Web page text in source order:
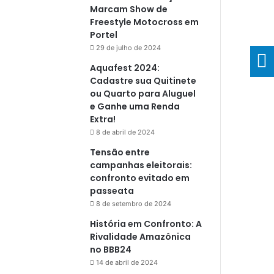
Marcam Show de
Freestyle Motocross em
Portel
29 de julho de 2024
Aquafest 2024:
Cadastre sua Quitinete
ou Quarto para Aluguel
e Ganhe uma Renda
Extra!
8 de abril de 2024
Tensão entre
campanhas eleitorais:
confronto evitado em
passeata
8 de setembro de 2024
História em Confronto: A
Rivalidade Amazônica
no BBB24
14 de abril de 2024